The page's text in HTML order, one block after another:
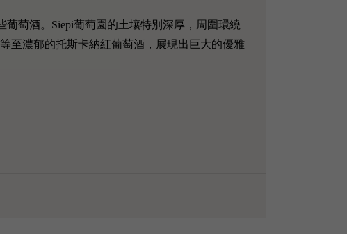
葡萄酒。Siepi葡萄園的土壤特別深厚，周圍環繞
至濃郁的托斯卡納紅葡萄酒，展現出巨大的優雅